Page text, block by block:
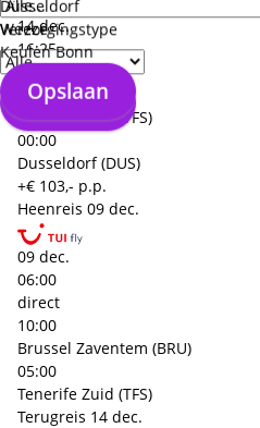
Verzorgingstype
Opslaan
Düsseldorf
Weeze
Keulen Bonn
Opslaan
14 dec.
16:25
direct
21:55
Tenerife Zuid (TFS)
00:00
Dusseldorf (DUS)
+€ 103,- p.p.
Heenreis 09 dec.
09 dec.
06:00
direct
10:00
Brussel Zaventem (BRU)
05:00
Tenerife Zuid (TFS)
Terugreis 14 dec.